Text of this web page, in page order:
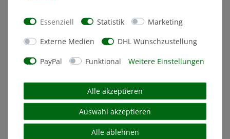
Essenziell Statistik Marketing
Externe Medien DHL Wunschzustellung
PayPal Funktional Weitere Einstellungen
Alle akzeptieren
Auswahl akzeptieren
Alle ablehnen